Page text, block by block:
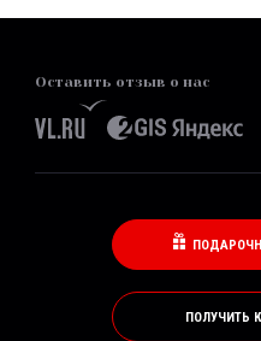
Оставить отзыв о нас
ПОЛУЧИТЬ